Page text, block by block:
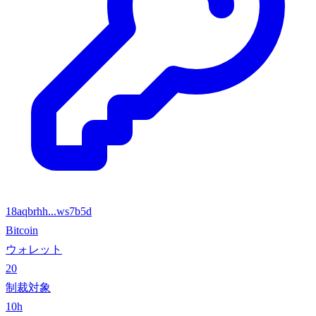
18aqbrhh...ws7b5d
Bitcoin
ウォレット
20
制裁対象
10h